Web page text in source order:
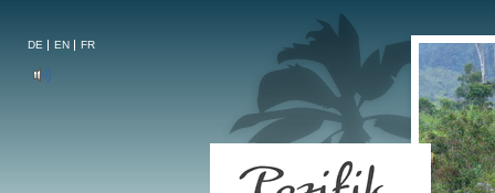
DE EN FR